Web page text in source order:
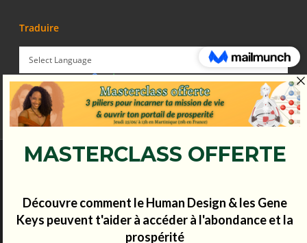
Traduire
Powered by Translate